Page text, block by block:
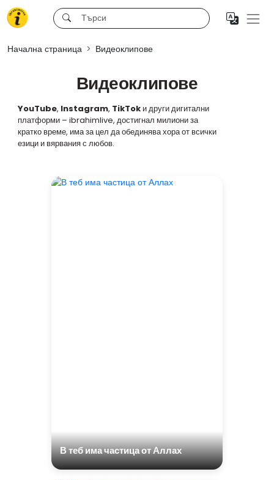
Начална страница Видеоклипове
Видеоклипове
YouTube, Instagram, TikTok и други дигитални
платформи – ibrahimlive, достигнал милиони за
кратко време, има за цел да обединява хора от всички
езици и вярвания с любов.
В теб има частица от Аллах